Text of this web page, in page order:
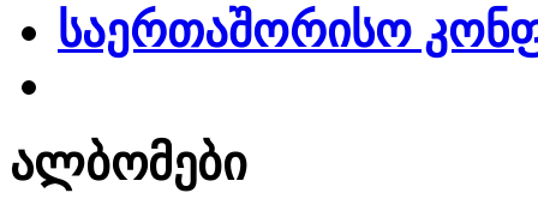
საერთაშორისო
ალბომები